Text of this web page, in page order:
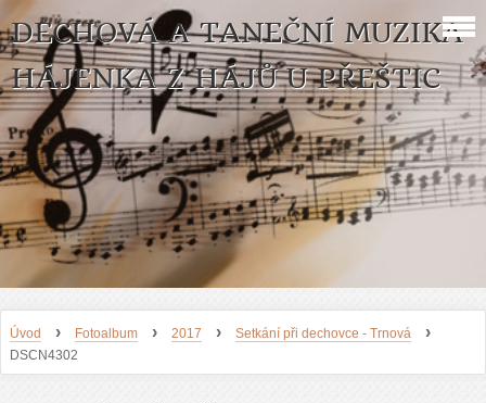
DECHOVÁ A TANEČNÍ MUZIKA
HÁJENKA Z HÁJŮ U PŘEŠTIC
Úvod › Fotoalbum › 2017 › Setkání při dechovce - Trnová ›
DSCN4302